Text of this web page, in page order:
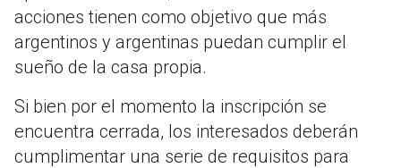
acciones tienen como objetivo que más
argentinos y argentinas puedan cumplir el
sueño de la casa propia.
Si bien por el momento la inscripción se
encuentra cerrada, los interesados deberán
cumplimentar una serie de requisitos para